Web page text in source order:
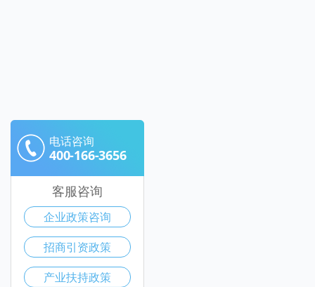
电话咨询
400-166-3656
客服咨询
企业政策咨询
招商引资政策
产业扶持政策